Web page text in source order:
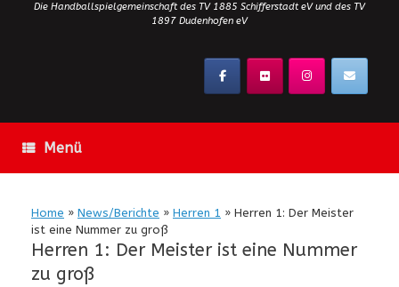
Die Handballspielgemeinschaft des TV 1885 Schifferstadt eV und des TV
1897 Dudenhofen eV
Menü
Home » News/Berichte » Herren 1 » Herren 1: Der Meister
ist eine Nummer zu groß
Herren 1: Der Meister ist eine Nummer
zu groß